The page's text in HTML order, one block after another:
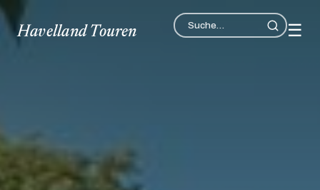
Havelland Touren ☰